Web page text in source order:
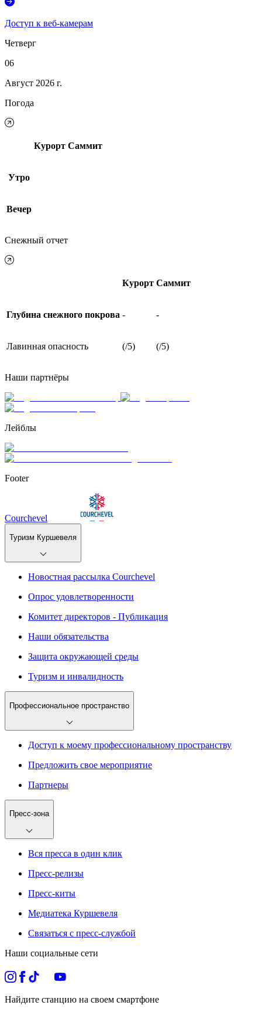
Доступ к веб-камерам
Четверг
06
Август 2026 г.
Погода
Курорт Саммит
Утро
Вечер
Снежный отчет
Курорт Саммит
Глубина снежного покрова - -
Лавинная опасность (/5) (/5)
Наши партнёры
Лейблы
Footer
Courchevel
Туризм Куршевеля
Новостная рассылка Courchevel
Опрос удовлетворенности
Комитет директоров - Публикация
Наши обязательства
Защита окружающей среды
Туризм и инвалидность
Профессиональное пространство
Доступ к моему профессиональному пространству
Предложить свое мероприятие
Партнеры
Пресс-зона
Вся пресса в один клик
Пресс-релизы
Пресс-киты
Медиатека Куршевеля
Связаться с пресс-службой
Наши социальные сети
Найдите станцию на своем смартфоне